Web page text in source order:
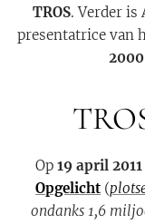
TROS. Verder is
presentatrice van
Op 19 april 2011
Opgelicht (
ondanks 1,6